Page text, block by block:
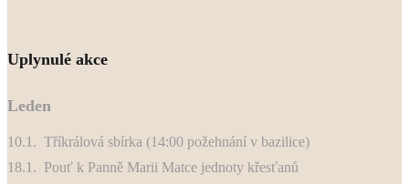
Uplynulé akce
Leden
10.1. Tříkrálová sbírka (14:00 požehnání v bazilice)
18.1. Pouť k Panně Marii Matce jednoty křesťanů